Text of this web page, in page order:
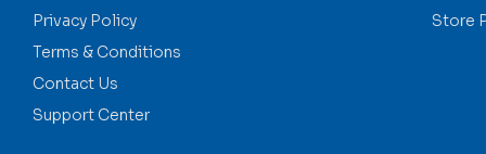
Privacy Policy
Terms & Conditions
Contact Us
Support Center
Store